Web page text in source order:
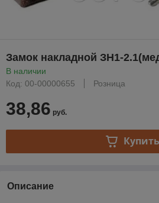
Замок накладной ЗН1-
В наличии
Код: 00-00000655
Розница
38,86 руб.
Купить
Описание